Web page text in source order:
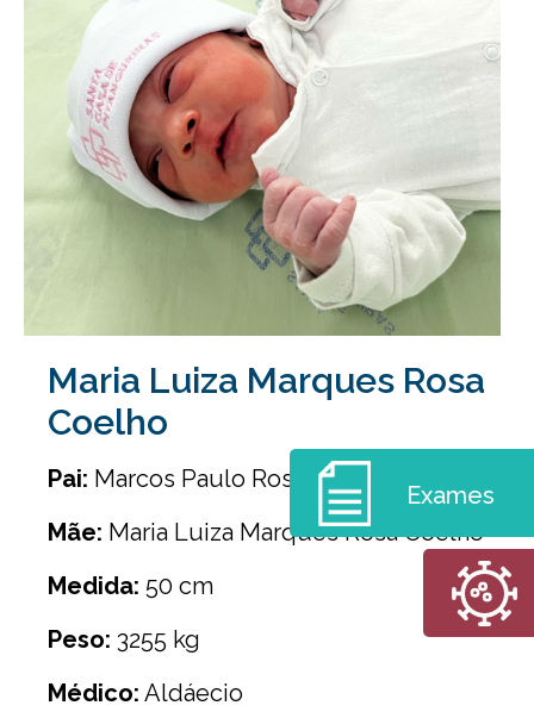
Maria Luiza Marques Rosa
Coelho
Pai: Marcos Paulo Rosa Coelho
Mãe: Maria Luiza Marques Rosa Coelho
Medida: 50 cm
Peso: 3255 kg
Médico: Aldáecio
Exames